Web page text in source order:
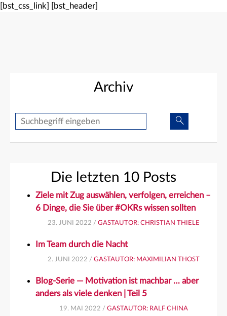
[bst_css_link] [bst_header]
Archiv
Suche Suche
Die letzten 10 Posts
Ziele mit Zug auswählen, verfolgen, erreichen –
6 Dinge, die Sie über #OKRs wissen sollten
23. JUNI 2022 / GASTAUTOR: CHRISTIAN THIELE
Im Team durch die Nacht
2. JUNI 2022 / GASTAUTOR: MAXIMILIAN THOST
Blog-Serie — Motivation ist machbar … aber
anders als viele denken | Teil 5
19. MAI 2022 / GASTAUTOR: RALF CHINA